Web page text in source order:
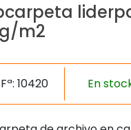
m2
10420 En